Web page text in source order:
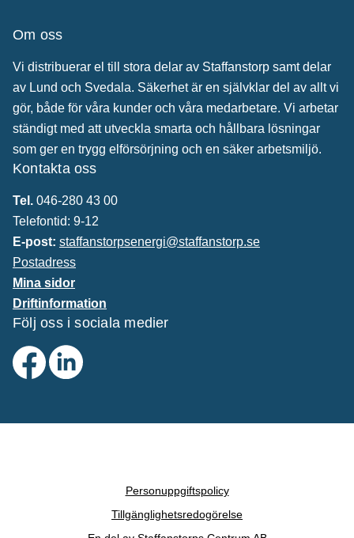
Om oss
Vi distribuerar el till stora delar av Staffanstorp samt delar
av Lund och Svedala. Säkerhet är en självklar del av allt vi
gör, både för våra kunder och våra medarbetare. Vi arbetar
ständigt med att utveckla smarta och hållbara lösningar
som ger en trygg elförsörjning och en säker arbetsmiljö.
Kontakta oss
Tel. 046-280 43 00
Telefontid: 9-12
E-post: staffanstorpsenergi@staffanstorp.se
Postadress
Mina sidor
Driftinformation
Följ oss i sociala medier
Personuppgiftspolicy
Tillgänglighetsredogörelse